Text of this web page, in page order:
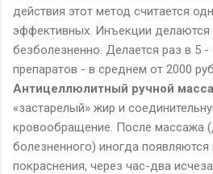
действия этот метод считается
эффективных. Инъекции делаются
безболезненно. Делается раз в 5
препаратов - в среднем от 2000
Антицеллюлитный ручной
«застарелый» жир и
кровообращение. После массажа
болезненного) иногда
покраснения, через час-два